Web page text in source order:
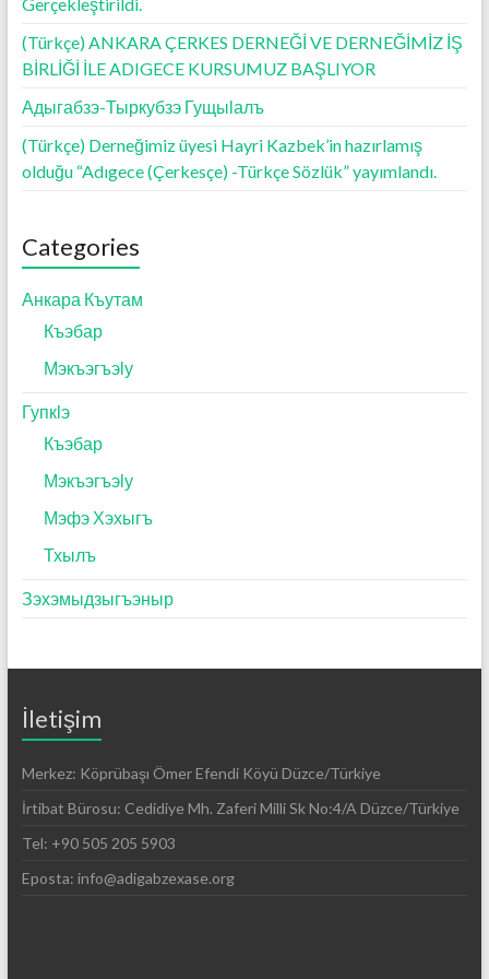
(Türkçe) ANKARA ÇERKES DERNEĞİ VE DERNEĞİMİZ İŞ
BİRLİĞİ İLE ADIGECE KURSUMUZ BAŞLIYOR
Адыгабзэ-Тыркубзэ Гущыӏалъ
(Türkçe) Derneğimiz üyesi Hayri Kazbek’in hazırlamış
olduğu “Adıgece (Çerkesçe) -Türkçe Sözlük” yayımlandı.
Categories
Анкара Къутам
Къэбар
Мэкъэгъэӏу
Гупкӏэ
Къэбар
Мэкъэгъэӏу
Мэфэ Хэхыгъ
Тхылъ
Зэхэмыдзыгъэныр
İletişim
Merkez: Köprübaşı Ömer Efendi Köyü Düzce/Türkiye
İrtibat Bürosu: Cedidiye Mh. Zaferi Milli Sk No:4/A Düzce/Türkiye
Tel: +90 505 205 5903
Eposta: info@adigabzexase.org